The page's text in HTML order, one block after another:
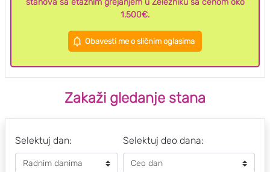
stanova sa etažnim grejanjem u Železniku sa cenom oko
1.500€.
Obavesti me o sličnim oglasima
Zakaži gledanje stana
Selektuj dan: Selektuj deo dana: